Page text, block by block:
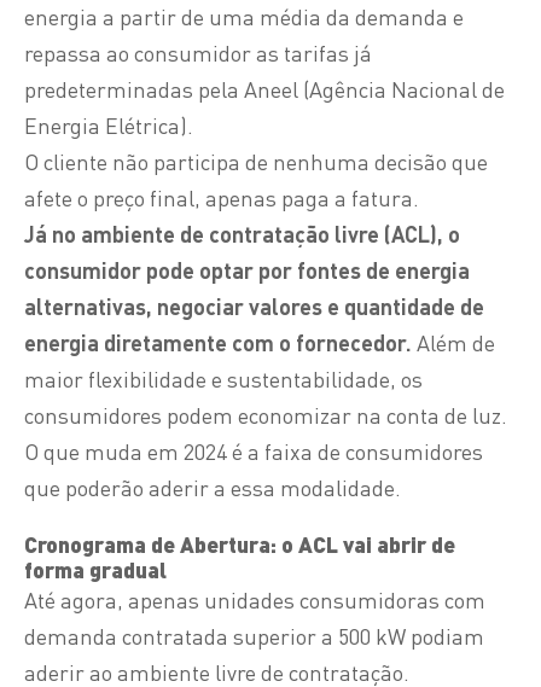
energia a partir de uma média da demanda e
repassa ao consumidor as tarifas já
predeterminadas pela Aneel (Agência Nacional de
Energia Elétrica).
O cliente não participa de nenhuma decisão que
afete o preço final, apenas paga a fatura.
Já no ambiente de contratação livre (ACL), o
consumidor pode optar por fontes de energia
alternativas, negociar valores e quantidade de
energia diretamente com o fornecedor. Além de
maior flexibilidade e sustentabilidade, os
consumidores podem economizar na conta de luz.
O que muda em 2024 é a faixa de consumidores
que poderão aderir a essa modalidade.
Cronograma de Abertura: o ACL vai abrir de
forma gradual
Até agora, apenas unidades consumidoras com
demanda contratada superior a 500 kW podiam
aderir ao ambiente livre de contratação.